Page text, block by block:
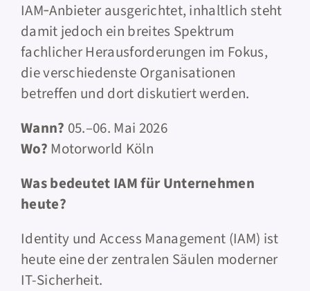
IAM‑Anbieter ausgerichtet, inhaltlich steht
damit jedoch ein breites Spektrum
fachlicher Herausforderungen im Fokus,
die verschiedenste Organisationen
betreffen und dort diskutiert werden.
Wann? 05.–06. Mai 2026
Wo? Motorworld Köln
Was bedeutet IAM für Unternehmen
heute?
Identity und Access Management (IAM) ist
heute eine der zentralen Säulen moderner
IT-Sicherheit.